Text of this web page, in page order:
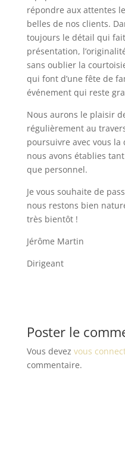
répondre aux attentes
belles de nos clients.
toujours le détail qui
présentation,
sans oublier la
qui font d’une fête de
événement qui reste
Nous aurons le plaisir
régulièrement au
poursuivre avec vous
nous avons établies
que personnel.
Je vous souhaite de
nous restons bien
très bientôt !
Jérôme Martin
Dirigeant
Poster le
Vous devez vous
commentaire.